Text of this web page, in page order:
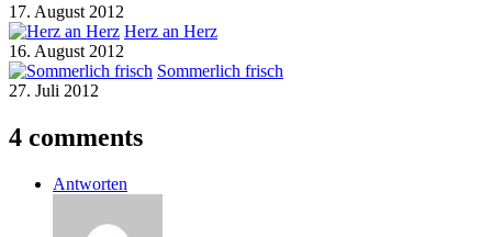
17. August 2012
Herz an Herz
16. August 2012
Sommerlich frisch
27. Juli 2012
4 comments
Antworten